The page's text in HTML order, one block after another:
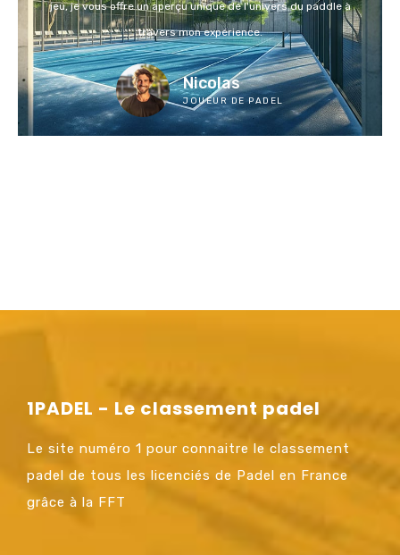
jeu, je vous offre un aperçu unique de l'univers du paddle à
travers mon expérience.
Nicolas
JOUEUR DE PADEL
1PADEL - Le classement padel
Le site numéro 1 pour connaitre le classement
padel de tous les licenciés de Padel en France
grâce à la FFT